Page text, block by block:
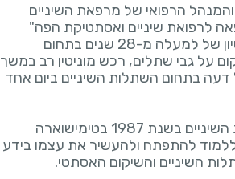
והמנהל הרפואי של מרפאת השיניים
לרפואת שיניים ואסתטיקת הפה"
בנהריה, בעל וותק ונסיון של למעלה מ-28 שנים בתחום
על גבי שתלים, רכש מוניטין רב במשך
דעה בתחום השתלות השיניים ביום אחד
סיים את לימודי רפואת השיניים בשנת 1987 בטימישוארה
להתפתח ולהעשיר את עצמו בידע
השיניים והשיקום האסתטי.